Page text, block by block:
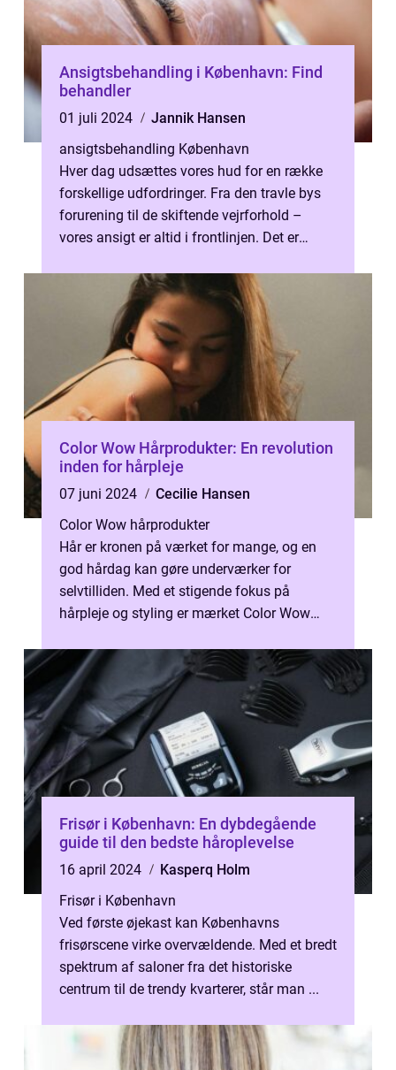
Ansigtsbehandling i København: Find
behandler
01 juli 2024
Jannik Hansen
ansigtsbehandling København
Hver dag udsættes vores hud for en række
forskellige udfordringer. Fra den travle bys
forurening til de skiftende vejrforhold –
vores ansigt er altid i frontlinjen. Det er
Color Wow Hårprodukter: En revolution
inden for hårpleje
07 juni 2024
Cecilie Hansen
Color Wow hårprodukter
Hår er kronen på værket for mange, og en
god hårdag kan gøre underværker for
selvtilliden. Med et stigende fokus på
hårpleje og styling er mærket Color Wow
innova...
Frisør i København: En dybdegående
guide til den bedste håroplevelse
16 april 2024
Kasperq Holm
Frisør i København
Ved første øjekast kan Københavns
frisørscene virke overvældende. Med et bredt
spektrum af saloner fra det historiske
centrum til de trendy kvarterer, står man ...